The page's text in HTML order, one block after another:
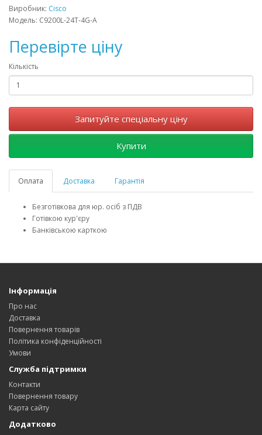
Виробник: Cisco
Модель: C9200L-24T-4G-A
Перевірте ціну
Кількість
Запитуйте спеціальну ціну
Купити
Оплата Доставка Гарантія
Безготівкова для юр. осіб з ПДВ
Готівкою кур'єру
Банківською карткою
Інформація
Про нас
Доставка
Повернення товарів
Політика конфіденційності
Умови
Служба підтримки
Контакти
Повернення товару
Карта сайту
Додатково